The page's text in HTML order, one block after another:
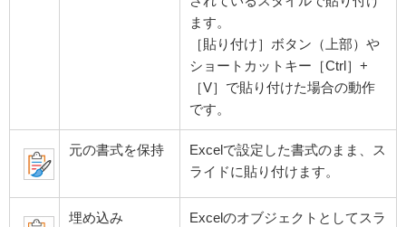
ます。
［貼り付け］ボタン（上部）や
ショートカットキー［Ctrl］+
［V］で貼り付けた場合の動作
です。
元の書式を保持
Excelで設定した書式のまま、ス
ライドに貼り付けます。
埋め込み
Excelのオブジェクトとしてスラ